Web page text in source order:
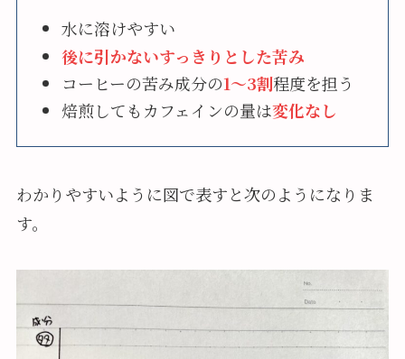
水に溶けやすい
後に引かないすっきりとした苦み
コーヒーの苦み成分の1～3割程度を担う
焙煎してもカフェインの量は変化なし
わかりやすいように図で表すと次のようになりま
す。